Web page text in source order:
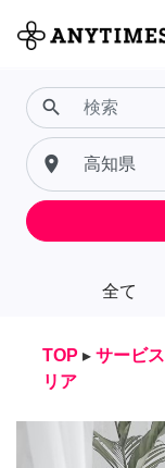
全て
search
place
TOP ▸ サービス
リア